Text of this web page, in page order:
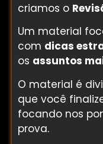
criamos o
Um material
com dicas
os assuntos
O material é
que você
focando nos
prova.